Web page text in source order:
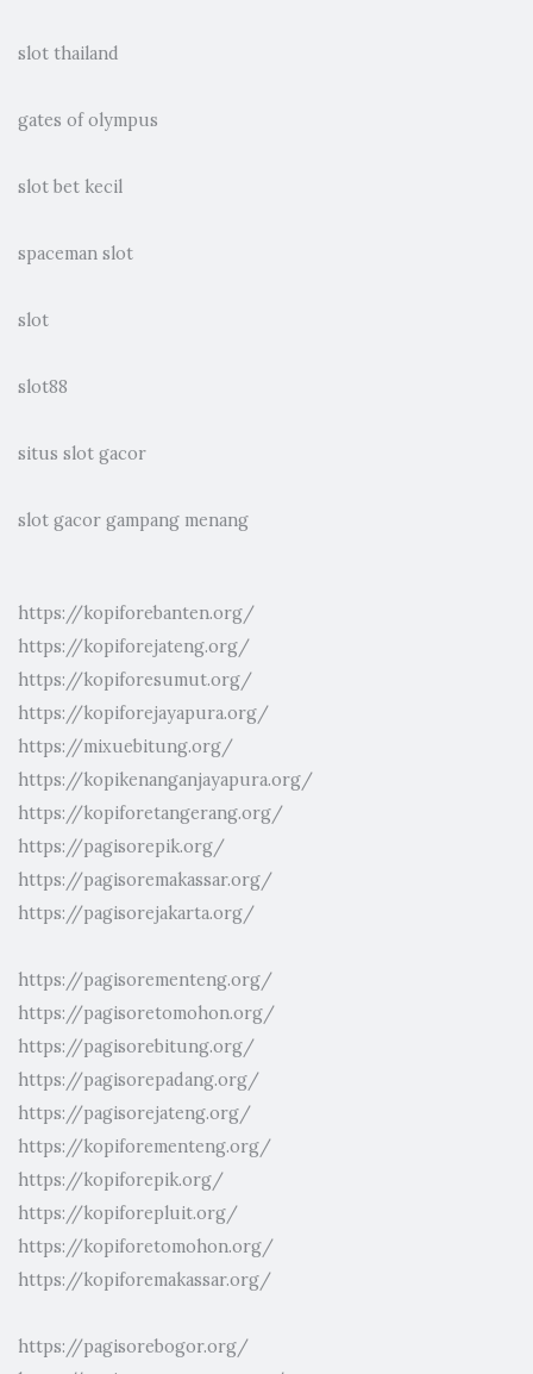
slot thailand
gates of olympus
slot bet kecil
spaceman slot
slot
slot88
situs slot gacor
slot gacor gampang menang
https://kopiforebanten.org/
https://kopiforejateng.org/
https://kopiforesumut.org/
https://kopiforejayapura.org/
https://mixuebitung.org/
https://kopikenanganjayapura.org/
https://kopiforetangerang.org/
https://pagisorepik.org/
https://pagisoremakassar.org/
https://pagisorejakarta.org/
https://pagisorementeng.org/
https://pagisoretomohon.org/
https://pagisorebitung.org/
https://pagisorepadang.org/
https://pagisorejateng.org/
https://kopiforementeng.org/
https://kopiforepik.org/
https://kopiforepluit.org/
https://kopiforetomohon.org/
https://kopiforemakassar.org/
https://pagisorebogor.org/